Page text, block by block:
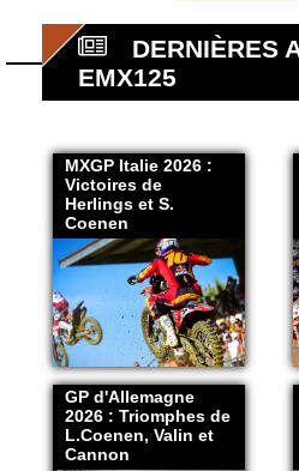
DERNIÈRES
EMX125
MXGP Italie 2026 :
Victoires de
Herlings et S.
Coenen
GP d'Allemagne
2026 : Triomphes de
L.Coenen, Valin et
Cannon